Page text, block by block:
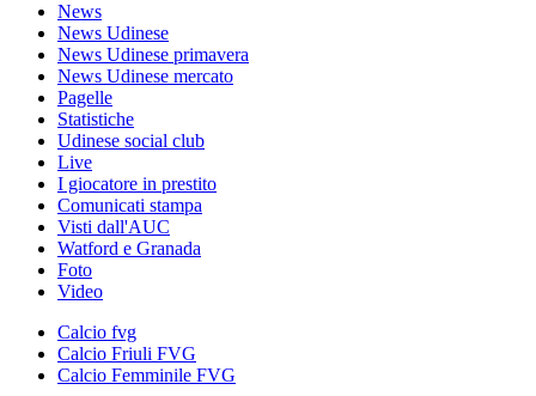
News
News Udinese
News Udinese primavera
News Udinese mercato
Pagelle
Statistiche
Udinese social club
Live
I giocatore in prestito
Comunicati stampa
Visti dall'AUC
Watford e Granada
Foto
Video
Calcio fvg
Calcio Friuli FVG
Calcio Femminile FVG